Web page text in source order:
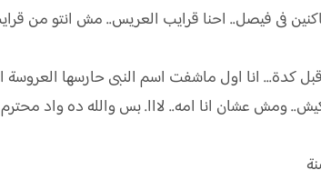
فى فيصل.. احنا قرايب العريس.. مش انتو من
انا اول ماشفت اسم النبى حارسها العروسة
ومش عشان انا امه.. لااا. بس والله ده واد